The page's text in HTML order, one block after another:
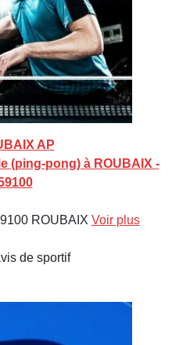
AP
(ping-pong) à ROUBAIX -
ROUBAIX Voir plus
de sportif